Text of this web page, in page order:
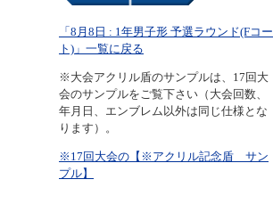
「8月8日 : 1年男子形 予選ラウンド(Fコー
ト)」一覧に戻る
※大会アクリル盾のサンプルは、17回大
会のサンプルをご覧下さい（大会回数、
年月日、エンブレム以外は同じ仕様とな
ります）。
※17回大会の【※アクリル記念盾 サン
プル】